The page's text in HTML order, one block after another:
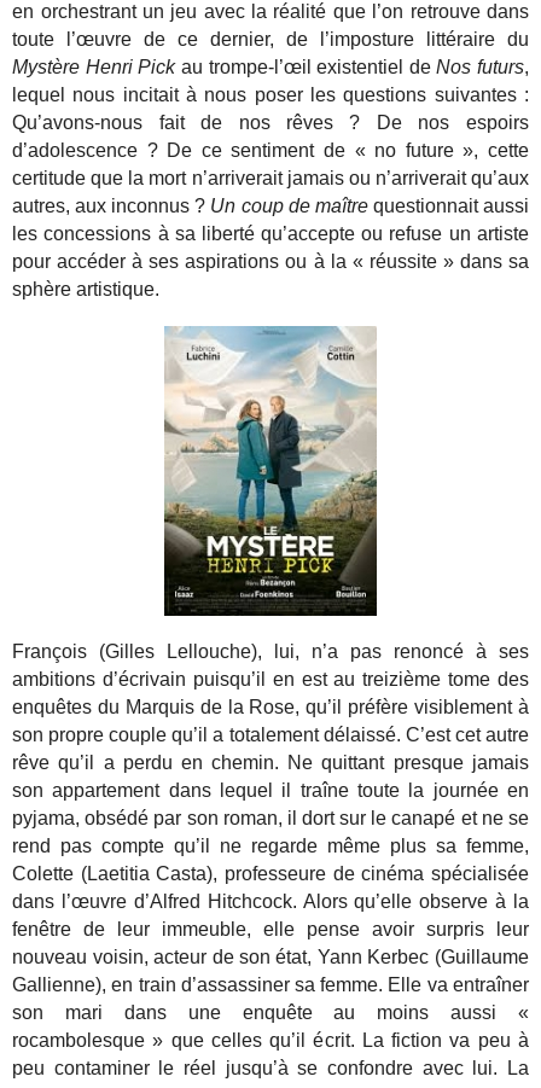
en orchestrant un jeu avec la réalité que l’on retrouve dans
toute l’œuvre de ce dernier, de l’imposture littéraire du
Mystère Henri Pickau trompe-l’œil existentiel deNos futurs,
lequel nous incitait à nous poser les questions suivantes :
Qu’avons-nous fait de nos rêves ? De nos espoirs
d’adolescence ? De ce sentiment de « no future », cette
certitude que la mort n’arriverait jamais ou n’arriverait qu’aux
autres, aux inconnus ? Un coup de maîtrequestionnait aussi
les concessions à sa liberté qu’accepte ou refuse un artiste
pour accéder à ses aspirations ou à la « réussite » dans sa
sphère artistique.
François (Gilles Lellouche), lui, n’a pas renoncé à ses
ambitions d’écrivain puisqu’il en est au treizième tome des
enquêtes du Marquis de la Rose, qu’il préfère visiblement à
son propre couple qu’il a totalement délaissé. C’est cet autre
rêve qu’il a perdu en chemin. Ne quittant presque jamais
son appartement dans lequel il traîne toute la journée en
pyjama, obsédé par son roman, il dort sur le canapé et ne se
rend pas compte qu’il ne regarde même plus sa femme,
Colette (Laetitia Casta), professeure de cinéma spécialisée
dans l’œuvre d’Alfred Hitchcock. Alors qu’elle observe à la
fenêtre de leur immeuble, elle pense avoir surpris leur
nouveau voisin, acteur de son état, Yann Kerbec (Guillaume
Gallienne), en train d’assassiner sa femme. Elle va entraîner
son mari dans une enquête au moins aussi «
rocambolesque » que celles qu’il écrit. La fiction va peu à
peu contaminer le réel jusqu’à se confondre avec lui. La